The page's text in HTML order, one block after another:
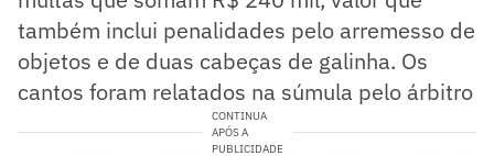
também inclui penalidades pelo arremesso de
objetos e de duas cabeças de galinha. Os
cantos foram relatados na súmula pelo árbitro
CONTINUA
APÓS A
PUBLICIDADE